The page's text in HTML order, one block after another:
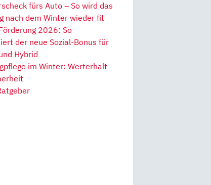
fürs Auto – So wird das
nach dem Winter wieder fit
2026: So
der neue Sozial-Bonus für
Hybrid
im Winter: Werterhalt